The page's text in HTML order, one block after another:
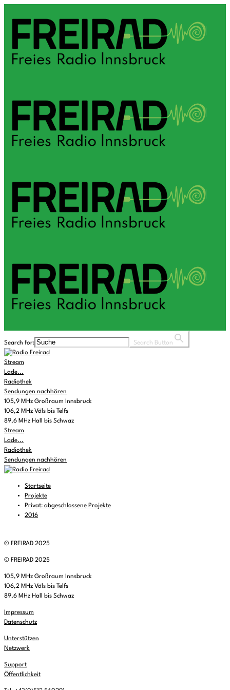
Search for: Search Button
Stream
Lade...
Radiothek
Sendungen nachhören
105,9 MHz Großraum Innsbruck
106,2 MHz Völs bis Telfs
89,6 MHz Hall bis Schwaz
Stream
Lade...
Radiothek
Sendungen nachhören
Startseite
Projekte
Privat: abgeschlossene Projekte
2016
© FREIRAD 2025
© FREIRAD 2025
105,9 MHz Großraum Innsbruck
106,2 MHz Völs bis Telfs
89,6 MHz Hall bis Schwaz
Impressum
Datenschutz
Unterstützen
Netzwerk
Support
Öffentlichkeit